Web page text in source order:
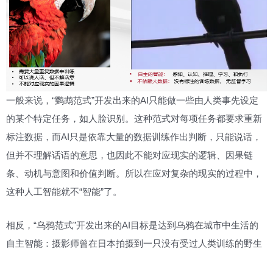
一般来说，“鹦鹉范式”开发出来的AI只能做一些由人类事先设定
的某个特定任务，如人脸识别。这种范式对每项任务都要求重新
标注数据，而AI只是依靠大量的数据训练作出判断，只能说话，
但并不理解话语的意思，也因此不能对应现实的逻辑、因果链
条、动机与意图和价值判断。所以在应对复杂的现实的过程中，
这种人工智能就不“智能”了。
相反，“乌鸦范式”开发出来的AI目标是达到乌鸦在城市中生活的
自主智能：摄影师曾在日本拍摄到一只没有受过人类训练的野生